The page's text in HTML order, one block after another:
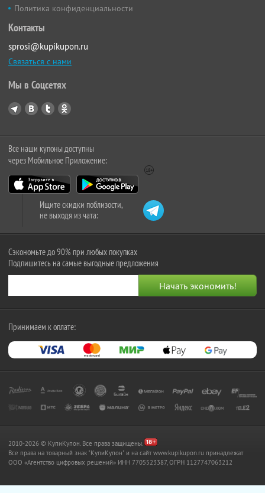
Политика конфиденциальности
Контакты
sprosi@kupikupon.ru
Связаться с нами
Мы в Соцсетях
Все наши купоны доступны
через Мобильное Приложение:
Ищите скидки поблизости,
не выходя из чата:
Сэкономьте до 90% при любых покупках
Подпишитесь на самые выгодные предложения
Принимаем к оплате:
2010-2026 © КупиКупон. Все права защищены.
Все права на товарный знак "КупиКупон" и на сайт www.kupikupon.ru принадлежат
OOO «Агентство цифровых решений» ИНН 7705523387, ОГРН 1127747063212